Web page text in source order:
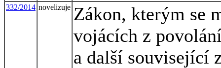
332/2014 novelizuje Zákon, kterým se
vojácích z
a další související